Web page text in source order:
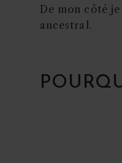
De mon côté
ancestral.